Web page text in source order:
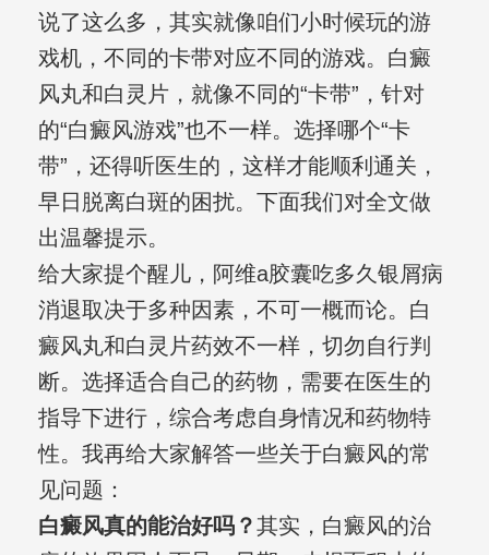
说了这么多，其实就像咱们小时候玩的游
戏机，不同的卡带对应不同的游戏。白癜
风丸和白灵片，就像不同的“卡带”，针对
的“白癜风游戏”也不一样。选择哪个“卡
带”，还得听医生的，这样才能顺利通关，
早日脱离白斑的困扰。下面我们对全文做
出温馨提示。
给大家提个醒儿，阿维a胶囊吃多久银屑病
消退取决于多种因素，不可一概而论。白
癜风丸和白灵片药效不一样，切勿自行判
断。选择适合自己的药物，需要在医生的
指导下进行，综合考虑自身情况和药物特
性。我再给大家解答一些关于白癜风的常
见问题：
白癜风真的能治好吗？其实，白癜风的治